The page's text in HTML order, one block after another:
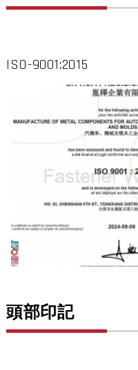
ISO-9001:2015
頭部印記